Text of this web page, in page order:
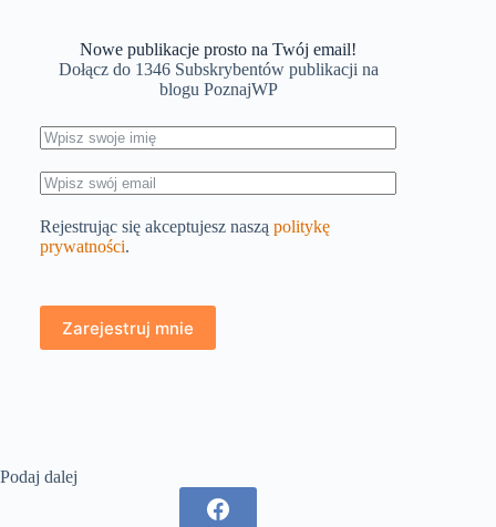
Nowe publikacje prosto na Twój email!
Dołącz do 1346 Subskrybentów publikacji na
blogu PoznajWP
Rejestrując się akceptujesz naszą politykę
prywatności.
Zarejestruj mnie
Podaj dalej